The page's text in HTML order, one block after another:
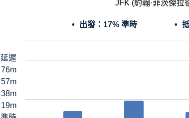
JFK (約翰·菲茨傑拉
出發： 17% 準時
延遲
76m
57m
38m
19m